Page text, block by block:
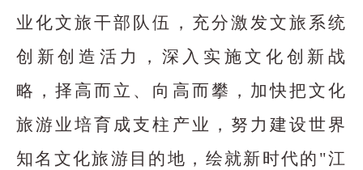
业化文旅干部队伍，充分激发文旅系统
创新创造活力，深入实施文化创新战
略，择高而立、向高而攀，加快把文化
旅游业培育成支柱产业，努力建设世界
知名文化旅游目的地，绘就新时代的"江